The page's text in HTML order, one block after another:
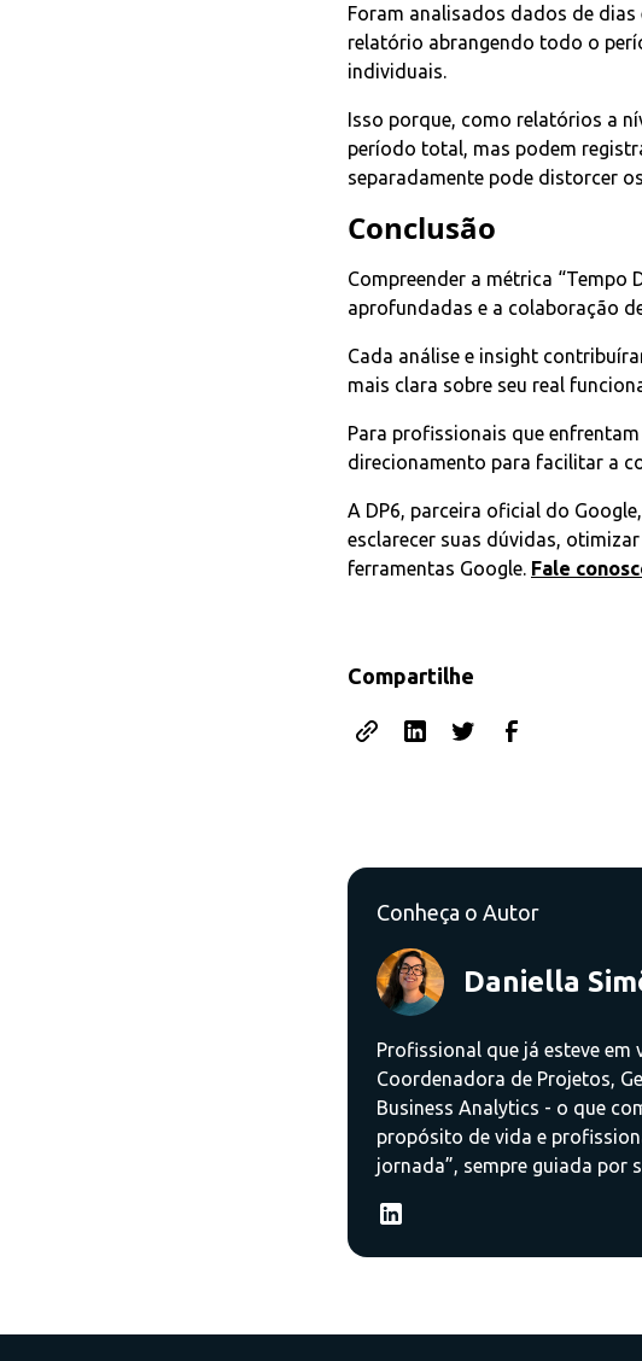
Foram analisados dados de
relatório abrangendo todo o
individuais.
Isso porque, como relatórios a
período total, mas podem
separadamente pode distorcer
Conclusão
Compreender a métrica “Tempo
aprofundadas e a colaboração
Cada análise e insight
mais clara sobre seu real
Para profissionais que
direcionamento para facilitar a
A DP6, parceira oficial do
esclarecer suas dúvidas,
ferramentas Google. Fale
Compartilhe
Conheça o Autor
Daniella
Profissional que já esteve
Coordenadora de Projetos,
Business Analytics - o que
propósito de vida e
jornada”, sempre guiada por